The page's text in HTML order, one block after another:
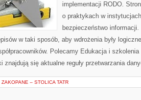
implementacji RODO.
o praktykach w
bezpieczeństwo
w taki sposób, aby wdrożenia były
Polecamy Edukacja i
znajdują się aktualne reguły przetwarzania
ZAKOPANE – STOLICA TATR